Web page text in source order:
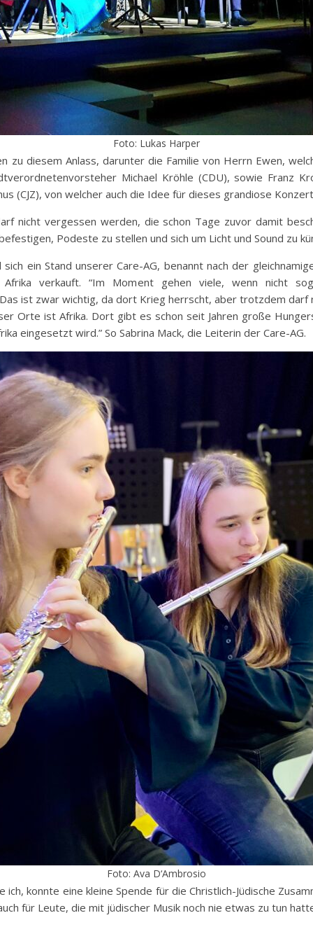
Foto: Lukas Harper
zu diesem Anlass, darunter die Familie von Herrn Ewen,
Michael Kröhle (CDU), sowie Franz
(CJZ), von welcher auch die Idee für dieses grandiose
nicht vergessen werden, die schon Tage zuvor damit
Podeste zu stellen und sich um Licht und Sound zu
ein Stand unserer Care-AG, benannt nach der
verkauft. “Im Moment gehen viele, wenn nicht
ist zwar wichtig, da dort Krieg herrscht, aber trotzdem
Orte ist Afrika. Dort gibt es schon seit Jahren große
eingesetzt wird.” So Sabrina Mack, die Leiterin der Care-AG.
Foto: Ava D‘Ambrosio
konnte eine kleine Spende für die Christlich-Jüdische
für Leute, die mit jüdischer Musik noch nie etwas zu tun